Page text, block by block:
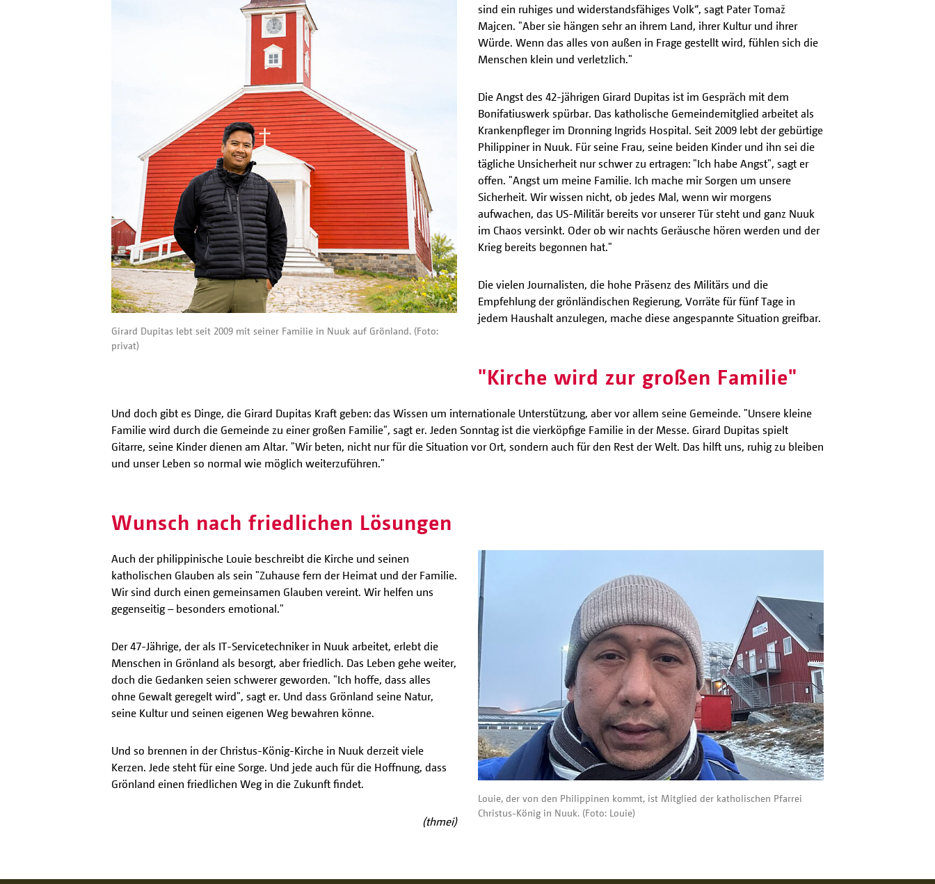
Girard Dupitas lebt seit 2009 mit seiner Familie in Nuuk auf Grönland. (Foto:
privat)
sind ein ruhiges und widerstandsfähiges Volk“, sagt Pater Tomaž
Majcen. "Aber sie hängen sehr an ihrem Land, ihrer Kultur und ihrer
Würde. Wenn das alles von außen in Frage gestellt wird, fühlen sich die
Menschen klein und verletzlich."
Die Angst des 42-jährigen Girard Dupitas ist im Gespräch mit dem
Bonifatiuswerk spürbar. Das katholische Gemeindemitglied arbeitet als
Krankenpfleger im Dronning Ingrids Hospital. Seit 2009 lebt der gebürtige
Philippiner in Nuuk. Für seine Frau, seine beiden Kinder und ihn sei die
tägliche Unsicherheit nur schwer zu ertragen: "Ich habe Angst", sagt er
offen. "Angst um meine Familie. Ich mache mir Sorgen um unsere
Sicherheit. Wir wissen nicht, ob jedes Mal, wenn wir morgens
aufwachen, das US-Militär bereits vor unserer Tür steht und ganz Nuuk
im Chaos versinkt. Oder ob wir nachts Geräusche hören werden und der
Krieg bereits begonnen hat."
Die vielen Journalisten, die hohe Präsenz des Militärs und die
Empfehlung der grönländischen Regierung, Vorräte für fünf Tage in
jedem Haushalt anzulegen, mache diese angespannte Situation greifbar.
"Kirche wird zur großen Familie"
Und doch gibt es Dinge, die Girard Dupitas Kraft geben: das Wissen um internationale Unterstützung, aber vor allem seine Gemeinde. "Unsere kleine
Familie wird durch die Gemeinde zu einer großen Familie", sagt er. Jeden Sonntag ist die vierköpfige Familie in der Messe. Girard Dupitas spielt
Gitarre, seine Kinder dienen am Altar. "Wir beten, nicht nur für die Situation vor Ort, sondern auch für den Rest der Welt. Das hilft uns, ruhig zu bleiben
und unser Leben so normal wie möglich weiterzuführen."
Wunsch nach friedlichen Lösungen
Louie, der von den Philippinen kommt, ist Mitglied der katholischen Pfarrei
Christus-König in Nuuk. (Foto: Louie)
Auch der philippinische Louie beschreibt die Kirche und seinen
katholischen Glauben als sein "Zuhause fern der Heimat und der Familie.
Wir sind durch einen gemeinsamen Glauben vereint. Wir helfen uns
gegenseitig – besonders emotional."
Der 47-Jährige, der als IT-Servicetechniker in Nuuk arbeitet, erlebt die
Menschen in Grönland als besorgt, aber friedlich. Das Leben gehe weiter,
doch die Gedanken seien schwerer geworden. "Ich hoffe, dass alles
ohne Gewalt geregelt wird", sagt er. Und dass Grönland seine Natur,
seine Kultur und seinen eigenen Weg bewahren könne.
Und so brennen in der Christus-König-Kirche in Nuuk derzeit viele
Kerzen. Jede steht für eine Sorge. Und jede auch für die Hoffnung, dass
Grönland einen friedlichen Weg in die Zukunft findet.
(thmei)